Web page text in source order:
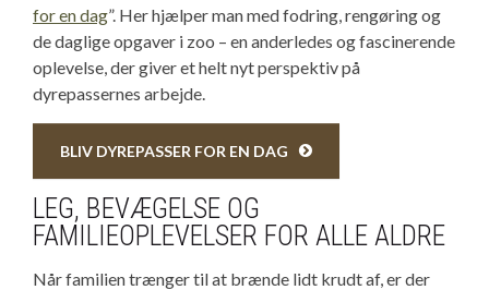
for en dag”. Her hjælper man med fodring, rengøring og
de daglige opgaver i zoo – en anderledes og fascinerende
oplevelse, der giver et helt nyt perspektiv på
dyrepassernes arbejde.
BLIV DYREPASSER FOR EN DAG
LEG, BEVÆGELSE OG
FAMILIEOPLEVELSER FOR ALLE ALDRE
Når familien trænger til at brænde lidt krudt af, er der